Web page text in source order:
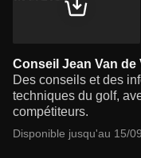
Conseil Jean Van
Des conseils et des
techniques du golf,
compétiteurs.
Disponible jusqu'au 15/09